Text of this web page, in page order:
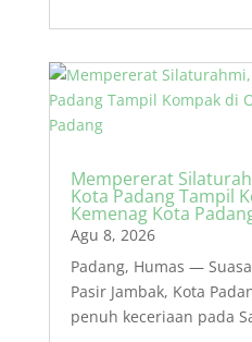
Mempererat
Kota Padang Tampil
Kemenag Kota
Agu 8, 2026
Padang, Humas —
Pasir Jambak, Kota
penuh keceriaan pada